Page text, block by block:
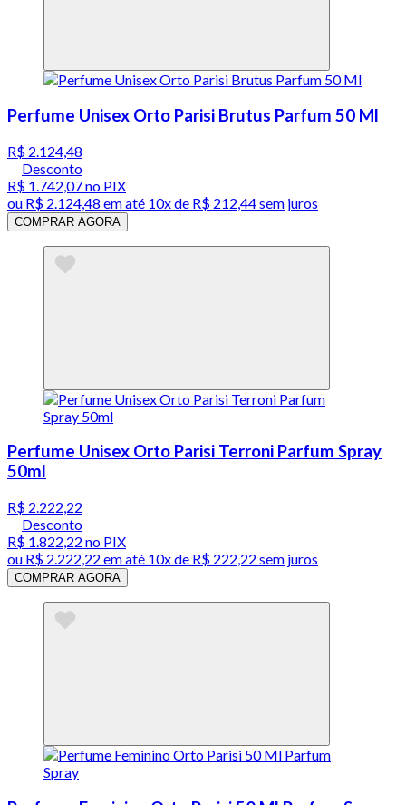
Perfume Unisex Orto Parisi Brutus Parfum 50 Ml
R$ 2.124,48
Desconto
R$ 1.742,07no PIX
ou R$ 2.124,48 em até 10x de R$ 212,44 sem juros
COMPRAR AGORA
Perfume Unisex Orto Parisi Terroni Parfum Spray
50ml
R$ 2.222,22
Desconto
R$ 1.822,22 no PIX
ou R$ 2.222,22 em até 10x de R$ 222,22 sem juros
COMPRAR AGORA